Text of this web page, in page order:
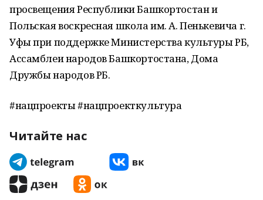
просвещения Республики Башкортостан и
Польская воскресная школа им. А. Пенькевича г.
Уфы при поддержке Министерства культуры РБ,
Ассамблеи народов Башкортостана, Дома
Дружбы народов РБ.
#нацпроекты #нацпроекткультура
Читайте нас